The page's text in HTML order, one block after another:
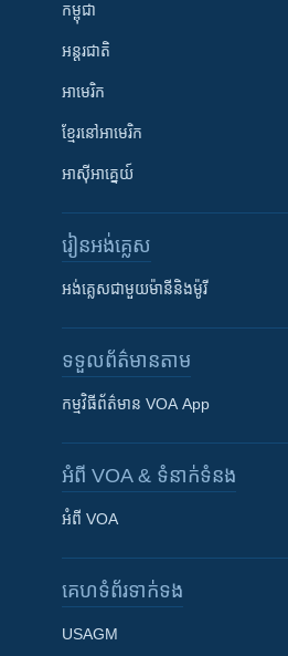
កម្ពុជា
អន្តរជាតិ
អាមេរិក
ខ្មែរ​នៅអាមេរិក
អាស៊ីអាគ្នេយ៍
រៀន​​អង់គ្លេស
អង់គ្លេស​ជាមួយ​ម៉ានី​និង​ម៉ូរី
ទទួល​ព័ត៌មាន​តាម
កម្មវិធី​ព័ត៌មាន VOA App
អំពី​ VOA & ទំនាក់ទំនង
អំពី​ VOA
គេហទំព័រ​​ទាក់ទង
USAGM